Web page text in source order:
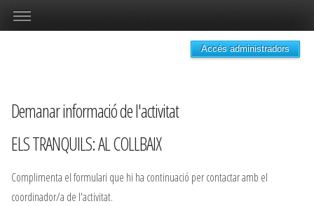
Accés administradors
Demanar informació de l'activitat
ELS TRANQUILS: AL COLLBAIX
Complimenta el formulari que hi ha continuació per contactar amb el
coordinador/a de l'activitat.